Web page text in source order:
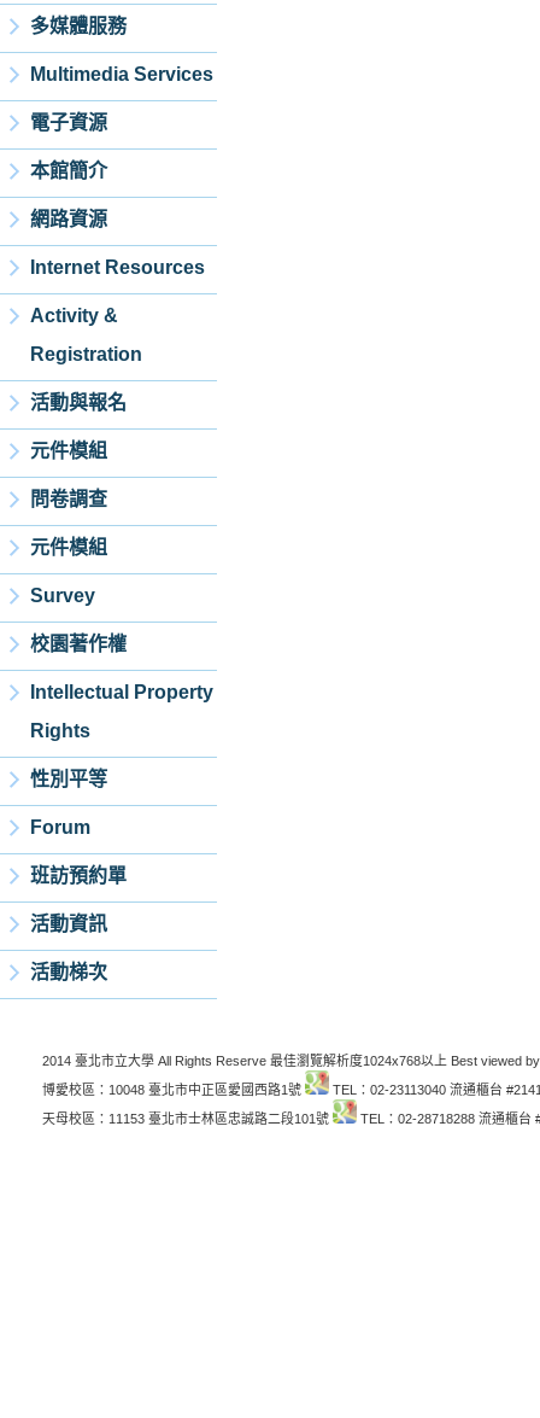
多媒體服務
Multimedia Services
電子資源
本館簡介
網路資源
Internet Resources
Activity &
Registration
活動與報名
元件模組
問卷調查
元件模組
Survey
校園著作權
Intellectual Property
Rights
性別平等
Forum
班訪預約單
活動資訊
活動梯次
2014 臺北市立大學 All Rights Reserve 最佳瀏覽解析度1024x768以上 Best viewed
博愛校區：10048 臺北市中正區愛國西路1號
TEL：02-23113040 流通櫃台
天母校區：11153 臺北市士林區忠誠路二段101號
TEL：02-28718288 流通櫃台